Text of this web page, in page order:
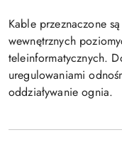
Kable przeznaczone
wewnętrznych
teleinformatycznych.
uregulowaniami
oddziaływanie ognia.